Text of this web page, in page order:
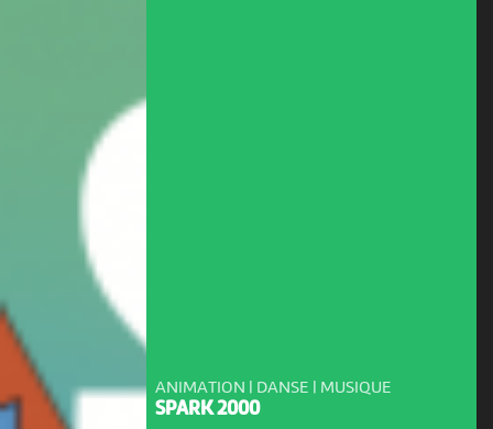
ANIMATION | DANSE | MUSIQUE
SPARK 2000